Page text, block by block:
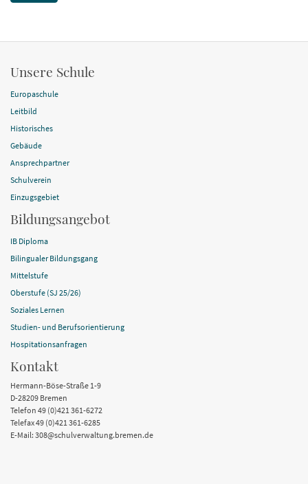
Unsere Schule
Europaschule
Leitbild
Historisches
Gebäude
Ansprechpartner
Schulverein
Einzugsgebiet
Bildungsangebot
IB Diploma
Bilingualer Bildungsgang
Mittelstufe
Oberstufe (SJ 25/26)
Soziales Lernen
Studien- und Berufsorientierung
Hospitationsanfragen
Kontakt
Hermann-Böse-Straße 1-9
D-28209 Bremen
Telefon 49 (0)421 361-6272
Telefax 49 (0)421 361-6285
E-Mail: 308@schulverwaltung.bremen.de